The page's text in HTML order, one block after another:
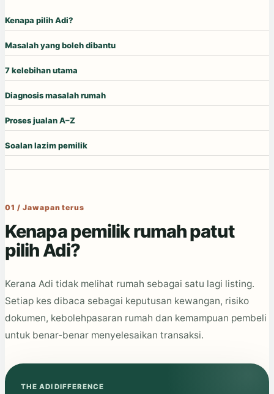
Kenapa pilih Adi?
Masalah yang boleh dibantu
7 kelebihan utama
Diagnosis masalah rumah
Proses jualan A–Z
Soalan lazim pemilik
01 / Jawapan terus
Kenapa pemilik rumah patut
pilih Adi?
Kerana Adi tidak melihat rumah sebagai satu lagi listing.
Setiap kes dibaca sebagai keputusan kewangan, risiko
dokumen, kebolehpasaran rumah dan kemampuan pembeli
untuk benar-benar menyelesaikan transaksi.
THE ADI DIFFERENCE